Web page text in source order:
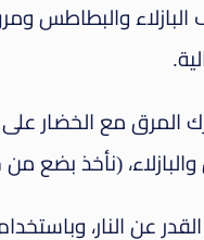
والبطاطس
(نأخذ بضع من
عن النار،